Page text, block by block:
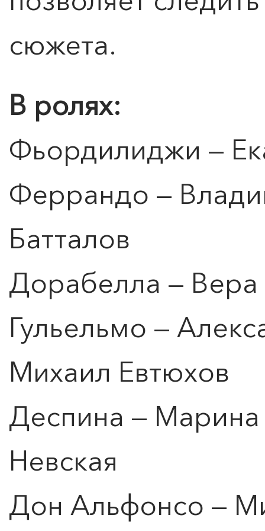
сюжета.
В ролях:
Фьордилиджи —
Феррандо —
Батталов
Дорабелла —
Гульельмо —
Михаил Евтюхов
Деспина —
Невская
Дон Альфонсо —